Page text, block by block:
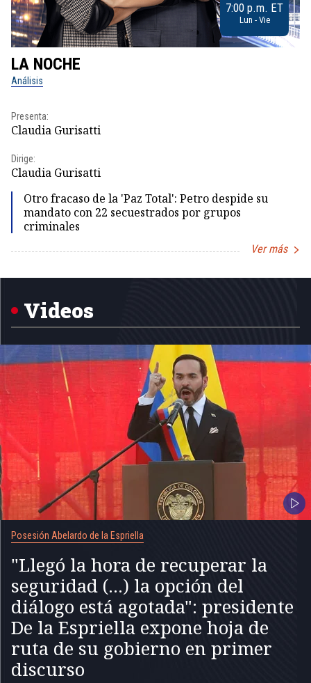
7:00 p.m. ET
Lun - Vie
LA NOCHE
Análisis
Presenta:
Claudia Gurisatti
Dirige:
Claudia Gurisatti
Otro fracaso de la 'Paz Total': Petro despide su
mandato con 22 secuestrados por grupos
criminales
Ver más
1
Videos
Posesión Abelardo de la Espriella
"Llegó la hora de recuperar la
seguridad (...) la opción del
diálogo está agotada": presidente
De la Espriella expone hoja de
ruta de su gobierno en primer
discurso